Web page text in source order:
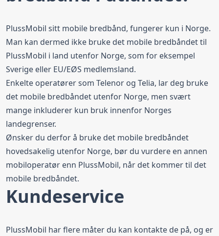
PlussMobil sitt mobile bredbånd, fungerer kun i Norge.
Man kan dermed ikke bruke det mobile bredbåndet til
PlussMobil i land utenfor Norge, som for eksempel
Sverige eller EU/EØS medlemsland.
Enkelte operatører som Telenor og Telia, lar deg bruke
det mobile bredbåndet utenfor Norge, men svært
mange inkluderer kun bruk innenfor Norges
landegrenser.
Ønsker du derfor å bruke det mobile bredbåndet
hovedsakelig utenfor Norge, bør du vurdere en annen
mobiloperatør enn PlussMobil, når det kommer til det
mobile bredbåndet.
Kundeservice
PlussMobil har flere måter du kan kontakte de på, og er